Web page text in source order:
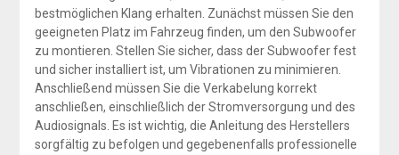
bestmöglichen Klang erhalten. Zunächst müssen Sie den
geeigneten Platz im Fahrzeug finden, um den Subwoofer
zu montieren. Stellen Sie sicher, dass der Subwoofer fest
und sicher installiert ist, um Vibrationen zu minimieren.
Anschließend müssen Sie die Verkabelung korrekt
anschließen, einschließlich der Stromversorgung und des
Audiosignals. Es ist wichtig, die Anleitung des Herstellers
sorgfältig zu befolgen und gegebenenfalls professionelle